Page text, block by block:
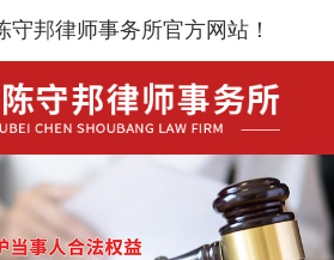
守邦律师事务所官方网站！